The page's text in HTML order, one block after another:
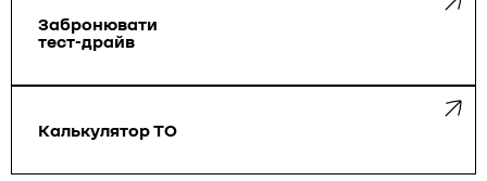
Забронювати
тест-драйв
Калькулятор ТО